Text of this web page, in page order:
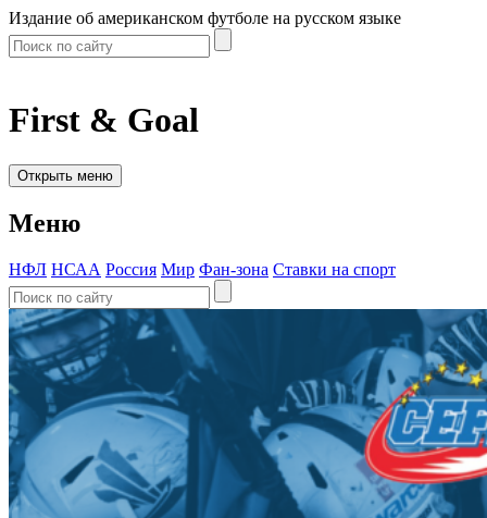
Издание об американском футболе на русском языке
First & Goal
Открыть меню
Меню
НФЛ НСАА Россия Мир Фан-зона Ставки на спорт